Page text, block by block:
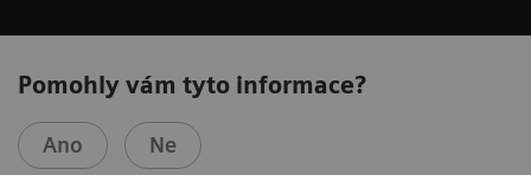
Pomohly vám tyto informace?
Ano Ne